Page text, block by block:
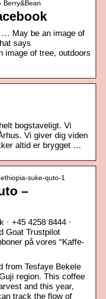
Berry&Bean
… May be an image of
says
image of tree, outdoors
bogstaveligt. Vi
Vi giver dig viden
altid er brygget …
suke-quto-1
–
· +45 4258 8444 ·
Goat Trustpilot
på vores “Kaffe-
Tesfaye Bekele
region. This coffee
and this year,
track the flow of